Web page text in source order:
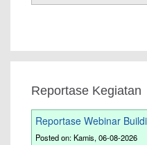
Reportase Kegiatan
Reportase Webinar
Posted on: Kamis, 06-08-2026